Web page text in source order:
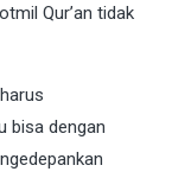
Qur’an tidak
bisa dengan